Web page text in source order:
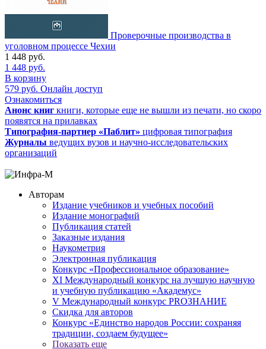
Проверочные производства в
уголовном процессе Чехии
1 448 руб.
1 448 руб.
В корзину
579 руб. Онлайн доступ
Ознакомиться
Анонс книг книги, которые еще не вышли из печати, но скоро
появятся на прилавках
Типография-партнер «Паблит» цифровая типография
Журналы ведущих вузов и научно-исследовательских
организаций
Авторам
Издание учебников и учебных пособий
Издание монографий
Публикация статей
Заказные издания
Наукометрия
Электронная публикация
Конкурс «Профессиональное образование»
XI Международный конкурс на лучшую научную
и учебную публикацию «Академус»
V Международный конкурс PROЗНАНИЕ
Скидка для авторов
Конкурс «Единство народов России: сохраняя
традиции, создаем будущее»
Показать еще